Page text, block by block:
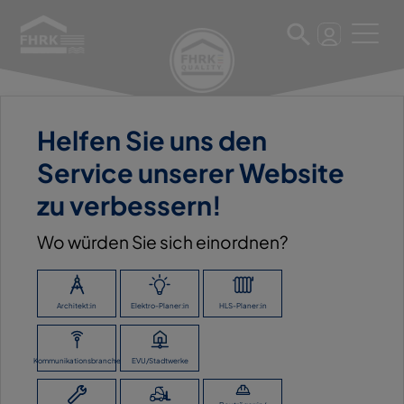
Helfen Sie uns den
Service unserer Website
zu verbessern!
Wo würden Sie sich einordnen?
Architekt:in Elektro-Planer:in HLS-Planer:in
Kommunikationsbranche EVU/Stadtwerke
11. März 2025
WESCH BAUBEDARF GMBH
ZURÜCK ZUR ÜBERSICHT